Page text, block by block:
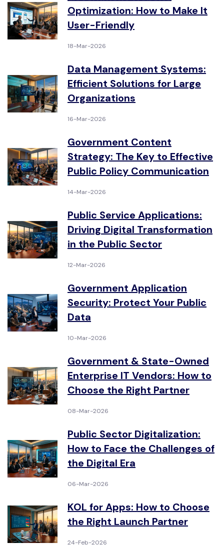
Optimization: How to Make It
User-Friendly
18-Mar-2026
Data Management Systems:
Efficient Solutions for Large
Organizations
16-Mar-2026
Government Content
Strategy: The Key to Effective
Public Policy Communication
14-Mar-2026
Public Service Applications:
Driving Digital Transformation
in the Public Sector
12-Mar-2026
Government Application
Security: Protect Your Public
Data
10-Mar-2026
Government & State-Owned
Enterprise IT Vendors: How to
Choose the Right Partner
08-Mar-2026
Public Sector Digitalization:
How to Face the Challenges of
the Digital Era
06-Mar-2026
KOL for Apps: How to Choose
the Right Launch Partner
24-Feb-2026